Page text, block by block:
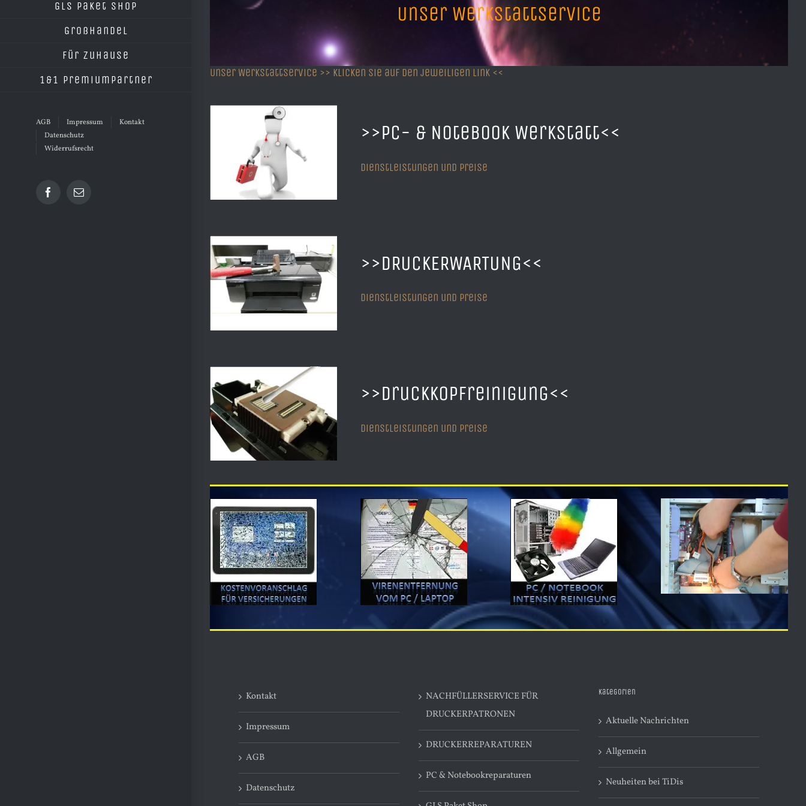
GLS Paket Shop
Großhandel
Für Zuhause
1&1 Premiumpartner
AGB Impressum
Kontakt
Datenschutz
Widerrufsrecht
Facebook
E-
Unser Werkstattservice
Unser Werkstattservice >> Klicken Sie auf den jeweiligen Link <<
>>PC- & Notebook Werkstatt<<
Dienstleistungen und Preise
>>DRUCKERWARTUNG<<
Dienstleistungen und Preise
>>Druckkopfreinigung<<
Dienstleistungen und Preise
Kontakt
Impressum
AGB
Datenschutz
NACHFÜLLERSERVICE FÜR
DRUCKERPATRONEN
DRUCKERREPARATUREN
PC & Notebookreparaturen
Kategorien
Aktuelle Nachrichten
Allgemein
Neuheiten bei TiDis